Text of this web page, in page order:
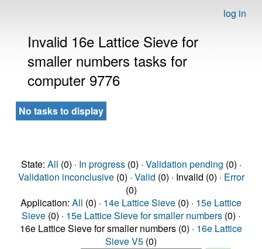
log in
Invalid 16e Lattice Sieve for
smaller numbers tasks for
computer 9776
No tasks to display
State: All (0) · In progress(0) · Validation pending (0) ·
Validation inconclusive(0) · Valid (0) · Invalid (0) · Error
(0)
Application: All (0) · 14e Lattice Sieve (0) · 15e Lattice
Sieve (0) · 15e Lattice Sieve for smaller numbers (0) ·
16e Lattice Sieve for smaller numbers (0) · 16e Lattice
Sieve V5 (0)